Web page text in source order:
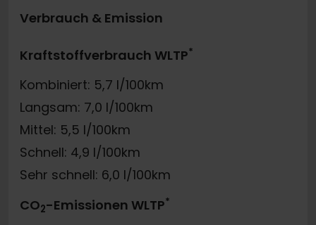
Verbrauch & Emission
Kraftstoffverbrauch WLTP*
Kombiniert: 5,7 l/100km
Langsam: 7,0 l/100km
Mittel: 5,5 l/100km
Schnell: 4,9 l/100km
Sehr schnell: 6,0 l/100km
CO2-Emissionen WLTP*